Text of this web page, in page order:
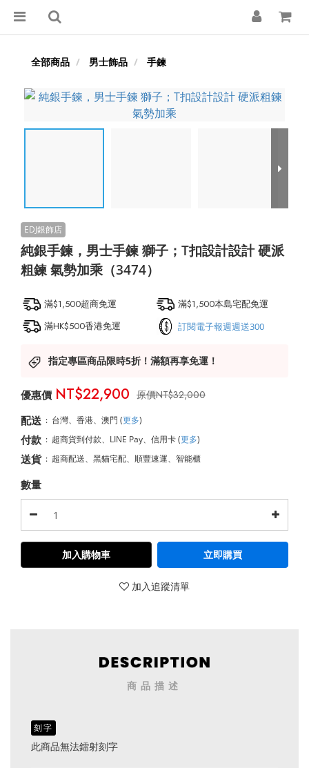
全部商品 男士飾品 手鍊
純銀手鍊，男士手鍊 獅子；T扣設計設計 硬派
粗鍊 氣勢加乘（3474）
滿$1,500超商免運
滿$1,500本島宅配免運
滿HK$500香港免運
訂閱電子報週週送300
指定專區商品限時5折！滿額再享免運！
NT$32,000
NT$22,900
配送 : 台灣、香港、澳門 (更多)
付款 : 超商貨到付款、LINE Pay、信用卡(更多)
送貨 : 超商配送、黑貓宅配、順豐速運、智能櫃
數量
加入購物車 立即購買
加入追蹤清單
商品描述
刻字
此商品無法鐳射刻字